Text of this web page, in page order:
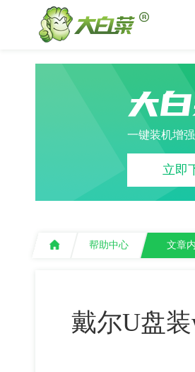
大
一键装机增
立即
帮助中心 文章
戴尔U盘